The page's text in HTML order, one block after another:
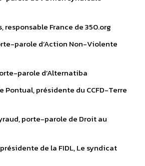
responsable France de 350.org
parole d’Action Non-Violente
parole d’Alternatiba
Pontual, présidente du CCFD-Terre
porte-parole de Droit au
de la FIDL, Le syndicat